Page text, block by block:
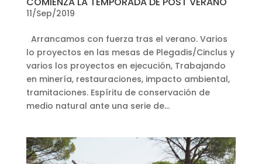
11/Sep/2019
Arrancamos con fuerza tras el verano. Varios
lo proyectos en las mesas de Plegadis/Cinclus y
varios los proyectos en ejecución, Trabajando
en minería, restauraciones, impacto ambiental,
tramitaciones. Espíritu de conservación de
medio natural ante una serie de...